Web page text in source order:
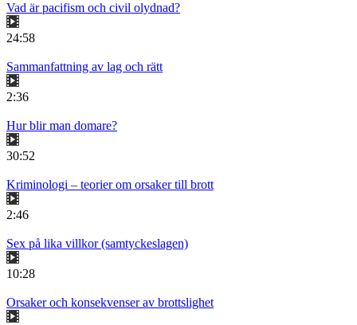
Vad är pacifism och civil olydnad?
24:58
Sammanfattning av lag och rätt
2:36
Hur blir man domare?
30:52
Kriminologi – teorier om orsaker till brott
2:46
Sex på lika villkor (samtyckeslagen)
10:28
Orsaker och konsekvenser av brottslighet